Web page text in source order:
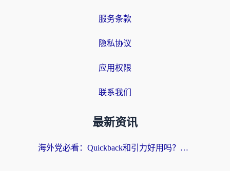
服务条款
隐私协议
应用权限
联系我们
最新资讯
海外党必看：Quickback和引力好用吗？3分钟搞懂回国加速器怎么选